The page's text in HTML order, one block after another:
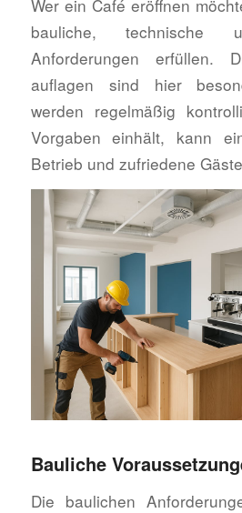
Wer ein Café eröffnen
bauliche, technische
Anforderungen erfüllen.
auflagen sind hier
werden regelmäßig
Vorgaben einhält, kann
Betrieb und zufriedene
Bauliche
Die baulichen